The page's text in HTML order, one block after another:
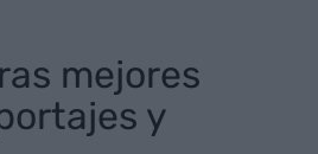
mejores
y